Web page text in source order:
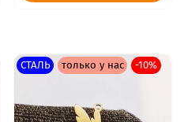
СТАЛЬ только у нас -10%